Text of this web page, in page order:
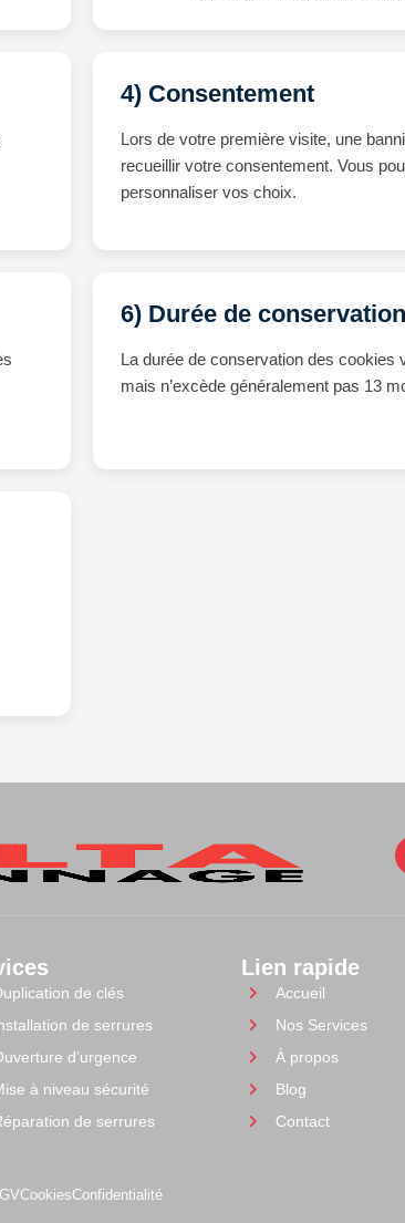
4) Consentement
Lors de votre première visite, une
recueillir votre consentement. Vous
personnaliser vos choix.
6) Durée de conservation
La durée de conservation des cookies
mais n’excède généralement pas 13
de clés
de serrures
d’urgence
à niveau sécurité
de serrures
Lien rapide
Accueil
Nos Services
À propos
Blog
Contact
CookiesConfidentialité